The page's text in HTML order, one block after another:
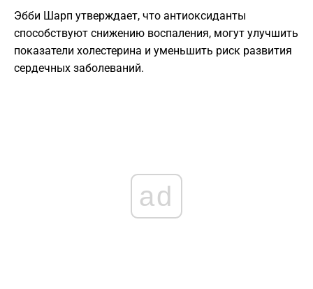
Эбби Шарп утверждает, что антиоксиданты
способствуют снижению воспаления, могут улучшить
показатели холестерина и уменьшить риск развития
сердечных заболеваний.
ad